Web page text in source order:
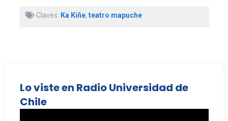
Claves: Ka Kiñe, teatro mapuche
Lo viste en Radio Universidad de
Chile